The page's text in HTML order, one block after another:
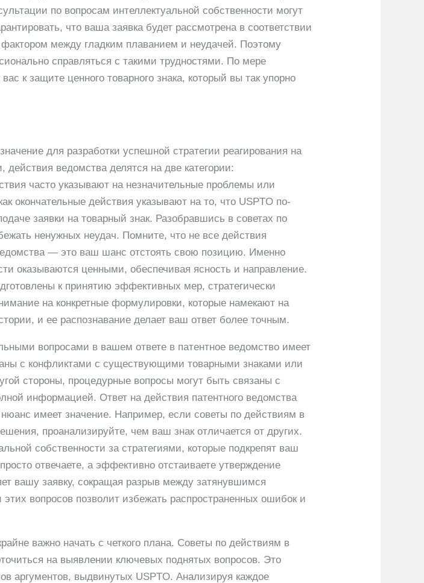
по вопросам интеллектуальной собственности могут
что ваша заявка будет рассмотрена в соответствии
между гладким плаванием и неудачей. Поэтому
справляться с такими трудностями. По мере
к защите ценного товарного знака, который вы так упорно
для разработки успешной стратегии реагирования на
ведомства делятся на две категории:
часто указывают на незначительные проблемы или
действия указывают на то, что USPTO по-
заявки на товарный знак. Разобравшись в советах по
ненужных неудач. Помните, что не все действия
— это ваш шанс отстоять свою позицию. Именно
оказываются ценными, обеспечивая ясность и направление.
к принятию эффективных мер, стратегически
на конкретные формулировки, которые намекают на
и ее распознавание делает ваш ответ более точным.
вопросами в вашем ответе в патентное ведомство имеет
с конфликтами с существующими товарными знаками или
стороны, процедурные вопросы могут быть связаны с
информацией. Ответ на действия патентного ведомства
имеет значение. Например, если советы по действиям в
проанализируйте, чем ваш знак отличается от других.
собственности за стратегиями, которые подкрепят ваш
отвечаете, а эффективно отстаиваете утверждение
вашу заявку, сокращая разрыв между затянувшимся
вопросов позволит избежать распространенных ошибок и
важно начать с четкого плана. Советы по действиям в
на выявлении ключевых поднятых вопросов. Это
аргументов, выдвинутых USPTO. Анализируя каждое